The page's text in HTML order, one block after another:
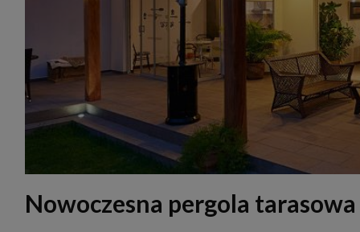
2.
3.
móc
Cię
Nowoczesna pergola